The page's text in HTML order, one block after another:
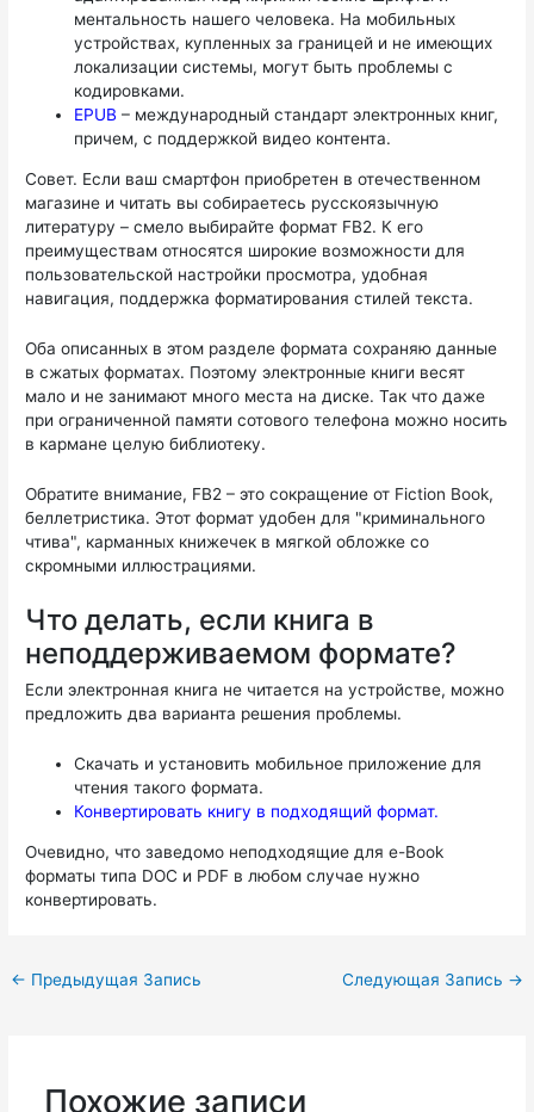
ментальность нашего человека. На мобильных
устройствах, купленных за границей и не имеющих
локализации системы, могут быть проблемы с
кодировками.
EPUB – международный стандарт электронных книг,
причем, с поддержкой видео контента.
Совет. Если ваш смартфон приобретен в отечественном
магазине и читать вы собираетесь русскоязычную
литературу – смело выбирайте формат FB2. К его
преимуществам относятся широкие возможности для
пользовательской настройки просмотра, удобная
навигация, поддержка форматирования стилей текста.
Оба описанных в этом разделе формата сохраняю данные
в сжатых форматах. Поэтому электронные книги весят
мало и не занимают много места на диске. Так что даже
при ограниченной памяти сотового телефона можно носить
в кармане целую библиотеку.
Обратите внимание, FB2 – это сокращение от Fiction Book,
беллетристика. Этот формат удобен для "криминального
чтива", карманных книжечек в мягкой обложке со
скромными иллюстрациями.
Что делать, если книга в
неподдерживаемом формате?
Если электронная книга не читается на устройстве, можно
предложить два варианта решения проблемы.
Скачать и установить мобильное приложение для
чтения такого формата.
Конвертировать книгу в подходящий формат.
Очевидно, что заведомо неподходящие для e-Book
форматы типа DOC и PDF в любом случае нужно
конвертировать.
← Предыдущая Запись Следующая Запись →
Похожие записи